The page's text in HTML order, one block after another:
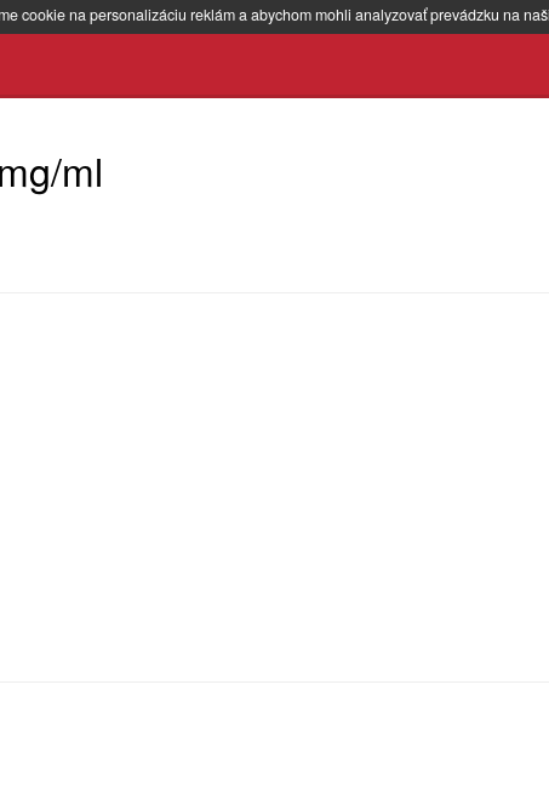
cookie na personalizáciu reklám a abychom mohli analyzovať prevádzku na
ml